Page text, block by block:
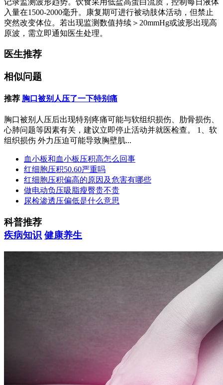
入量在1500-2000毫升。康复期可进行被动肢体活动，但禁止
突然改变体位。若出现监测数值持续＞20mmHg或波形出现高
原波，需立即通知医生处理。
医生推荐
相似问题
推荐 胸口被别人压了一下特别痛
胸口被别人压后出现特别疼痛可能与软组织损伤、肋骨损伤、
心肺问题等因素有关，建议立即停止活动并就医检查。 1、软
组织损伤 外力压迫可能导致胸壁肌...
血小板和血小板压积高怎么回事
红细胞压积50.60严重吗
红细胞压积偏高的原因及危害有哪些
做电动负压吸脂瘦臀贵不贵
尿检渗透压偏低是什么意思
科普推荐
疾病知识 健康养生